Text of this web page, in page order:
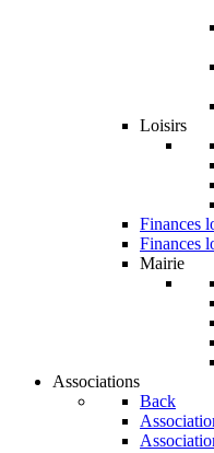
Loisirs
Finances
Finances
Mairie
Associations
Back